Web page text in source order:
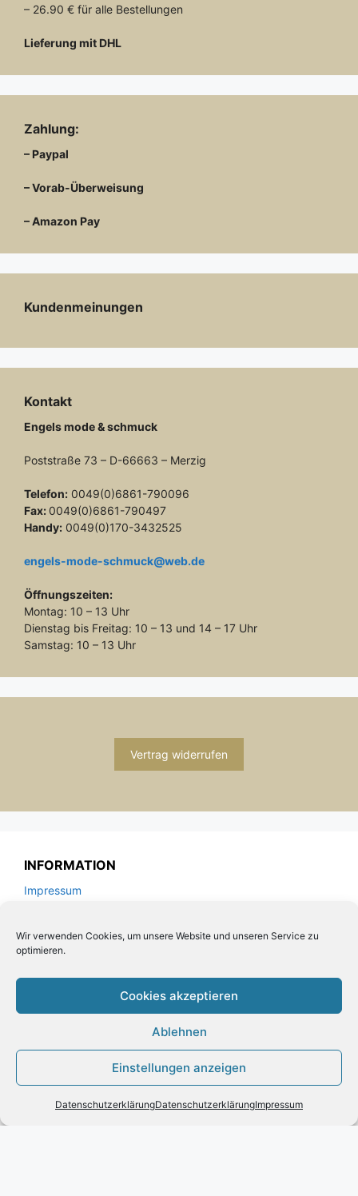
Wir verwenden Cookies, um unsere Website und unseren Service zu
optimieren.
Cookies akzeptieren
Ablehnen
Einstellungen anzeigen
DatenschutzerklärungDatenschutzerklärungImpressum
– 26.90 € für alle Bestellungen
Lieferung mit DHL
Zahlung:
– Paypal
– Vorab-Überweisung
– Amazon Pay
Kundenmeinungen
Kontakt
Engels mode & schmuck
Poststraße 73 – D-66663 – Merzig
Telefon: 0049(0)6861-790096
Fax: 0049(0)6861-790497
Handy: 0049(0)170-3432525
engels-mode-schmuck@web.de
Öffnungszeiten:
Montag: 10 – 13 Uhr
Dienstag bis Freitag: 10 – 13 und 14 – 17 Uhr
Samstag: 10 – 13 Uhr
Vertrag widerrufen
INFORMATION
Impressum
Allgemeine Geschäftsbedingungen und
Kundeninformationen
Kontakt
Widerrufsrecht für Verbraucher
Produkt zum Warenkorb hinzugefügt.
0 Artikel -0,00€